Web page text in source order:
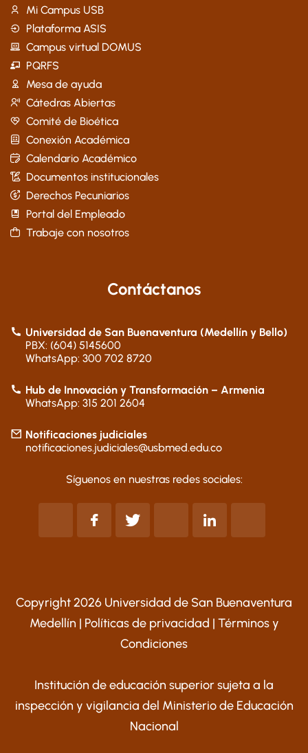
Mi Campus USB
Plataforma ASIS
Campus virtual DOMUS
PQRFS
Mesa de ayuda
Cátedras Abiertas
Comité de Bioética
Conexión Académica
Calendario Académico
Documentos institucionales
Derechos Pecuniarios
Portal del Empleado
Trabaje con nosotros
Contáctanos
Universidad de San Buenaventura (Medellín y Bello)
PBX: (604) 5145600
WhatsApp: 300 702 8720
Hub de Innovación y Transformación – Armenia
WhatsApp: 315 201 2604
Notificaciones judiciales
notificaciones.judiciales@usbmed.edu.co
Síguenos en nuestras redes sociales:
Copyright 2026 Universidad de San Buenaventura
Medellín | Políticas de privacidad | Términos y
Condiciones
Institución de educación superior sujeta a la
inspección y vigilancia del Ministerio de Educación
Nacional